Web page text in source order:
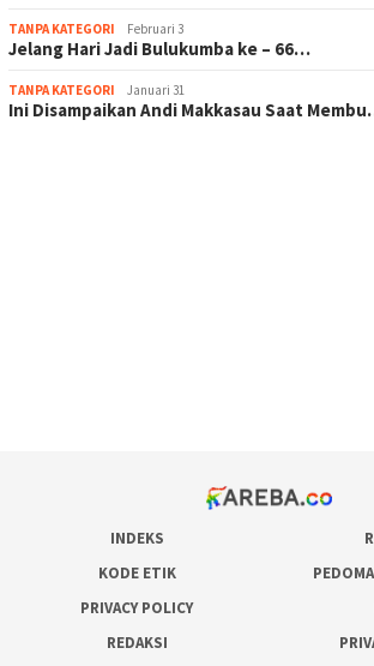
TANPA KATEGORI Februari 3
Jelang Hari Jadi Bulukumba ke – 66…
TANPA KATEGORI Januari 31
Ini Disampaikan Andi Makkasau Saat
INDEKS
KODE ETIK
PRIVACY POLICY
REDAKSI